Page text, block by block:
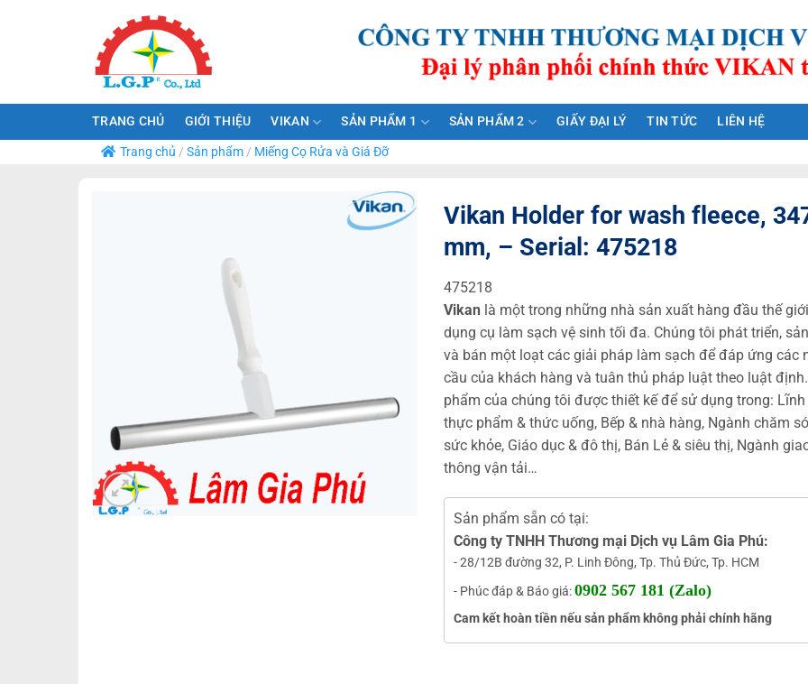
TRANG CHỦ GIỚI THIỆU VIKAN SẢN PHẨM 1 SẢN PHẨM 2 GIẤY ĐẠI LÝ TIN TỨC
LIÊN HỆ
Trang chủ / Sản phẩm/ Miếng Cọ Rửa và Giá Đỡ
Vikan Holder for wash fleece,
mm, – Serial: 475218
475218
Vikan là một trong những nhà sản xuất hàng đầu thế
dụng cụ làm sạch vệ sinh tối đa. Chúng tôi phát triển,
và bán một loạt các giải pháp làm sạch để đáp ứng các
cầu của khách hàng và tuân thủ pháp luật theo luật
phẩm của chúng tôi được thiết kế để sử dụng trong:
thực phẩm & thức uống, Bếp & nhà hàng, Ngành chăm
sức khỏe, Giáo dục & đô thị, Bán Lẻ & siêu thị, Ngành
thông vận tải…
Sản phẩm sẵn có tại:
Công ty TNHH Thương mại Dịch vụ Lâm Gia Phú:
- 28/12B đường 32, P. Linh Đông, Tp. Thủ Đức, Tp. HCM
- Phúc đáp & Báo giá:0902 567 181 (Zalo)
Cam kết hoàn tiền nếu sản phẩm không phải chính hãng